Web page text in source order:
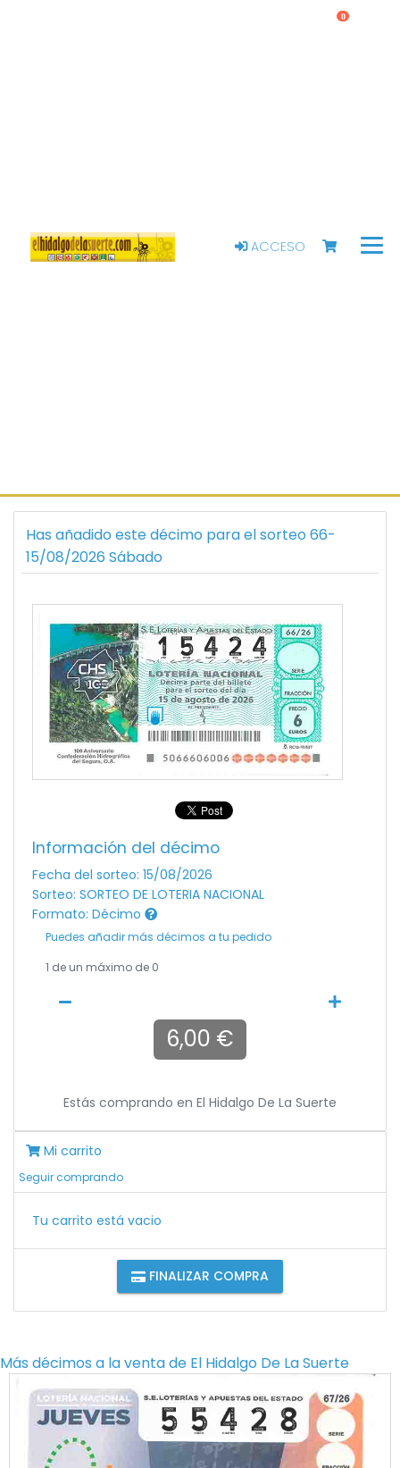
ACCESO
0
Has añadido este décimo para el sorteo 66-
15/08/2026 Sábado
Información del décimo
Fecha del sorteo: 15/08/2026
Sorteo: SORTEO DE LOTERIA NACIONAL
Formato: Décimo
Puedes añadir más décimos a tu pedido
1 de un máximo de 0
6,00 €
Estás comprando en El Hidalgo De La Suerte
Mi carrito
Seguir comprando
Tu carrito está vacio
FINALIZAR COMPRA
Más décimos a la venta de El Hidalgo De La Suerte